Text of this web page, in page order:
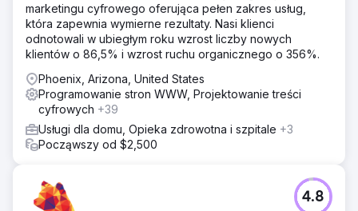
marketingu cyfrowego oferująca pełen zakres usług,
która zapewnia wymierne rezultaty. Nasi klienci
odnotowali w ubiegłym roku wzrost liczby nowych
klientów o 86,5% i wzrost ruchu organicznego o 356%.
Phoenix, Arizona, United States
Programowanie stron WWW, Projektowanie treści
cyfrowych +39
Usługi dla domu, Opieka zdrowotna i szpitale +3
Począwszy od $2,500
4.8